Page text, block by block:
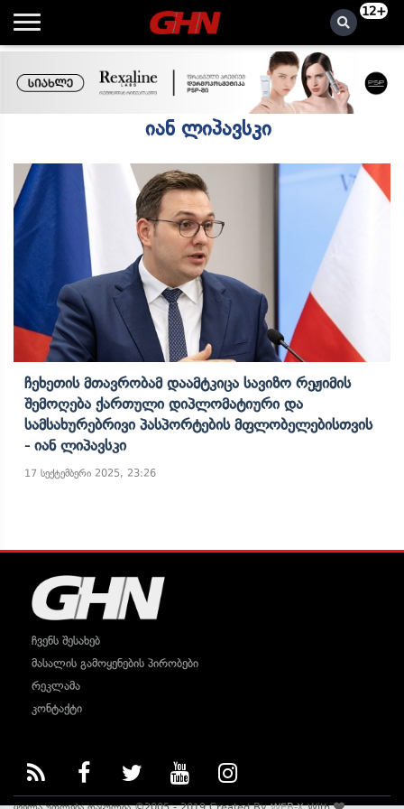
12+
იან ლიპავსკი
Ჩეხეთის Მთავრობამ Დაამტკიცა Სავიზო Რეჟიმის
Შემოღება Ქართული Დიპლომატიური Და
Სამსახურებრივი Პასპორტების Მფლობელებისთვის
- Იან Ლიპავსკი
17 სექტემბერი 2025, 23:26
ჩვენს შესახებ
მასალის გამოყენების პირობები
რეკლამა
კონტაქტი